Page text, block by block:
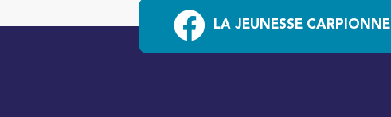
LA JEUNESSE CARPIONNE